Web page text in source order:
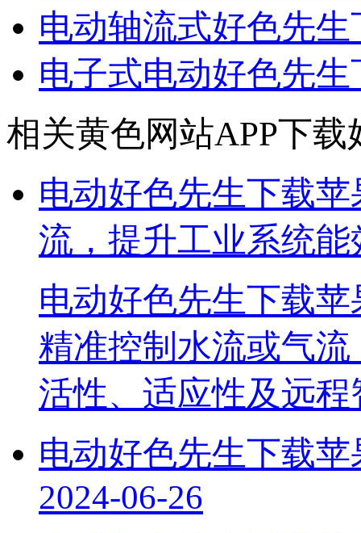
电动轴流式好色先
电子式电动好色先
相关黄色网站APP下载
电动好色先生下载苹
流，提升工业系统
电动好色先生下载苹
精准控制水流或气流
活性、适应性及远
电动好色先生下载
2024-06-26